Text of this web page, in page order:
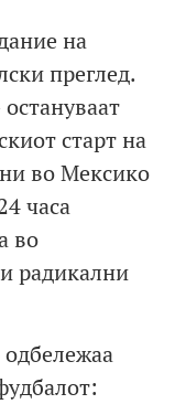
на
преглед.
старт на
во Мексико
часа
во
радикални